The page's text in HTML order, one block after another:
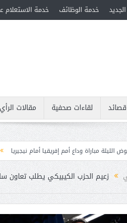
خدمة الوظائف خدمة الاستعلام
لقاءات صحفية مقالات الرأي
إفريقيا أمام نيجيريا
استقبال
زعيم الحزب الكيبيكي يطلب تعاون